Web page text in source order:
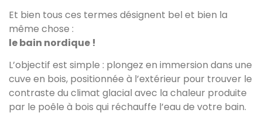
Et bien tous ces termes désignent bel et bien la
même chose :
le bain nordique !
L’objectif est simple : plongez en immersion dans une
cuve en bois, positionnée à l’extérieur pour trouver le
contraste du climat glacial avec la chaleur produite
par le poêle à bois qui réchauffe l’eau de votre bain.